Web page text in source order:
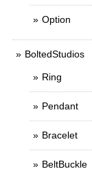
Option
BoltedStudios
Ring
Pendant
Bracelet
BeltBuckle